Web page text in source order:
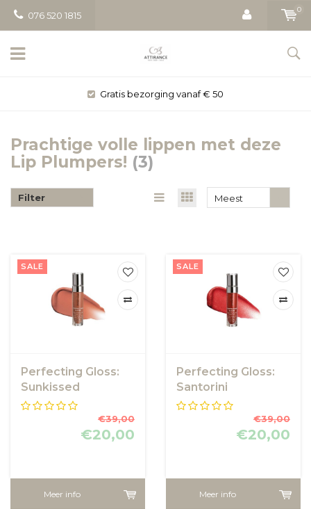
076 520 1815
0
Gratis bezorging vanaf € 50
Prachtige volle lippen met deze
Lip Plumpers! (3)
Filter
Meest
SALE
Perfecting Gloss:
Sunkissed
€39,00
€20,00
Meer info
SALE
Perfecting Gloss:
Santorini
€39,00
€20,00
Meer info